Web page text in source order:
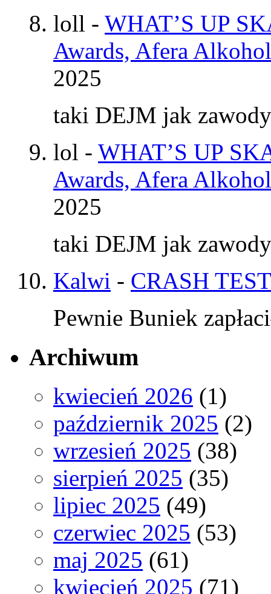
loll - WHAT’S UP
Awards, Afera
2025
taki DEJM jak
lol - WHAT’S UP
Awards, Afera
2025
taki DEJM jak
Kalwi - CRASH
Pewnie Buniek
Archiwum
kwiecień 2026 (1)
październik 2025 (2)
wrzesień 2025 (38)
sierpień 2025 (35)
lipiec 2025 (49)
czerwiec 2025 (53)
maj 2025 (61)
kwiecień 2025 (71)